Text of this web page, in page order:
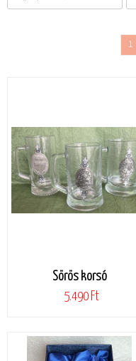
1
Sörös korsó
5.490 Ft